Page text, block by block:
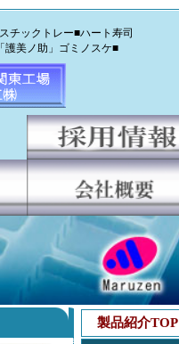
チックトレー■ハート寿司
護美ノ助」ゴミノスケ■
製品紹介TOP